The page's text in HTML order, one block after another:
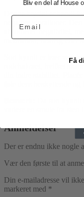
Denne krystal er kendt
negative vibrationer.
absorberer negativitet,
meditation, healing eller
Sort kyanit er især
Anmeldelser
Der er endnu ikke nogle
Vær den første til at
Din e-mailadresse vil
markeret med *
Bliv en del af House
Email
Få